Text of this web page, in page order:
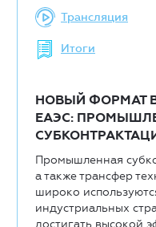
Трансляция
Итоги
НОВЫЙ ФОРМАТ
ЕАЭС:
Промышленная
а также трансфер
широко
индустриальных
достигать высокой